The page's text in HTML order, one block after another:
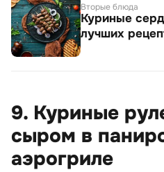
Вторые блюда
Куриные
лучших
9. Куриные
сыром в
аэрогриле